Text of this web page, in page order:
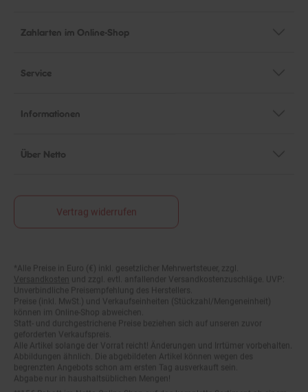
Über Netto
Fußnoten
Versandkosten und zzgl. evtl. anfallender Versandkostenzuschläge. UVP:
Unverbindliche Preisempfehlung des Herstellers.
Preise (inkl. MwSt.) und Verkaufseinheiten (Stückzahl/Mengeneinheit)
können im Online-Shop abweichen.
Statt- und durchgestrichene Preise beziehen sich auf unseren zuvor
geforderten Verkaufspreis.
Alle Artikel solange der Vorrat reicht! Änderungen und Irrtümer vorbehalten.
Abbildungen ähnlich. Die abgebildeten Artikel können wegen des
begrenzten Angebots schon am ersten Tag ausverkauft sein.
Abgabe nur in haushaltsüblichen Mengen!